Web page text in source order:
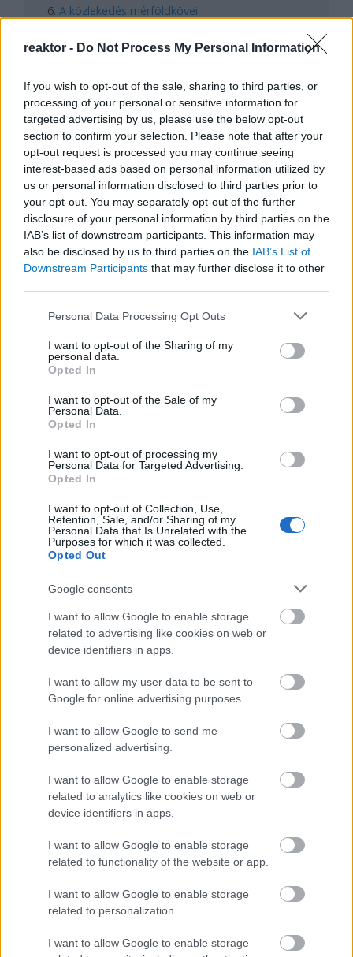
reaktor - Do Not Process My Personal Information
If you wish to opt-out of the sale, sharing to third parties, or
processing of your personal or sensitive information for
targeted advertising by us, please use the below opt-out
section to confirm your selection. Please note that after your
opt-out request is processed you may continue seeing
interest-based ads based on personal information utilized by
us or personal information disclosed to third parties prior to
your opt-out. You may separately opt-out of the further
disclosure of your personal information by third parties on the
IAB’s list of downstream participants. This information may
also be disclosed by us to third parties on the IAB’s List of
Downstream Participants that may further disclose it to other
Please note that this website/app uses one or more Google
not limited to your visit or usage behaviour. You may click to
grant or deny consent to Google and its third-party tags to
use your data for below specified purposes in below Google
consent section.
Personal Data Processing Opt Outs
I want to opt-out of the Sharing of my
personal data.
Opted In
I want to opt-out of the Sale of my
Personal Data.
Opted In
I want to opt-out of processing my
Personal Data for Targeted Advertising.
Opted In
I want to opt-out of Collection, Use,
Retention, Sale, and/or Sharing of my
Personal Data that Is Unrelated with the
Purposes for which it was collected.
Opted Out
Google consents
I want to allow Google to enable storage
related to advertising like cookies on web or
device identifiers in apps.
I want to allow my user data to be sent to
Google for online advertising purposes.
I want to allow Google to send me
personalized advertising.
I want to allow Google to enable storage
related to analytics like cookies on web or
device identifiers in apps.
I want to allow Google to enable storage
related to functionality of the website or app.
I want to allow Google to enable storage
related to personalization.
I want to allow Google to enable storage
A közlekedés mérföldkövei
FACEBOOK
LEGFRISSEBB
A közlekedés mérföldkövei
A világ legveszélyesebb migrációs útvonalai: A
Közép-Mediterrán útvonal, A Darién-régió és az
Indiai-óceáni út
Manaus: a dzsungel szívének városa
Magyarország rejtett gyöngyszemei
Mik alakítják a gondolkodásod? Avagy a kognitív
torzítások